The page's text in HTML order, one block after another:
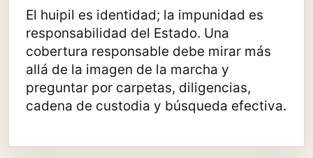
El huipil es identidad; la impunidad es
responsabilidad del Estado. Una
cobertura responsable debe mirar más
allá de la imagen de la marcha y
preguntar por carpetas, diligencias,
cadena de custodia y búsqueda efectiva.